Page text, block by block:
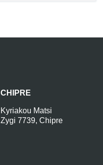
CHIPRE
Kyriakou Matsi
Zygi 7739, Chipre